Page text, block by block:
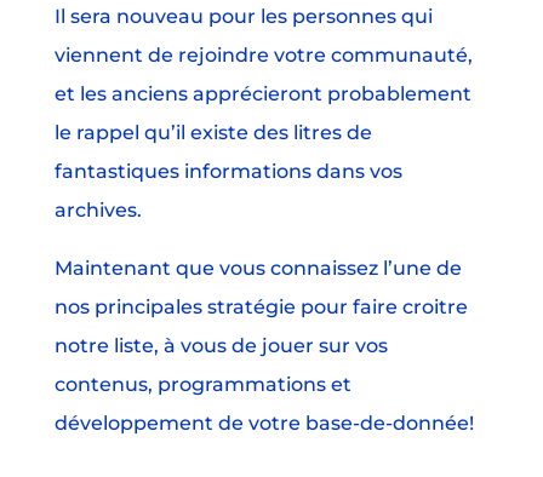
Il sera nouveau pour les personnes qui
viennent de rejoindre votre communauté,
et les anciens apprécieront probablement
le rappel qu’il existe des litres de
fantastiques informations dans vos
archives.
Maintenant que vous connaissez l’une de
nos principales stratégie pour faire croitre
notre liste, à vous de jouer sur vos
contenus, programmations et
développement de votre base-de-donnée!